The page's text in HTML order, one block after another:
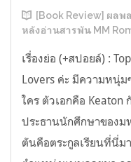
[Book Review] ผลพ
หลังอ่านสารพัน MM
เรื่องย่อ (+สปอยล์) :
Lovers ค่ะ มีความหนุ่
ใคร ตัวเอกคือ
ประธานนักศึกษาของม
ตันคือตระกูลเรียนที่นี่ม